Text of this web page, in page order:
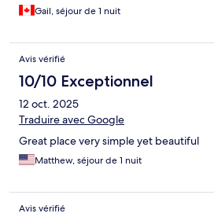
Gail, séjour de 1 nuit
Avis vérifié
10/10 Exceptionnel
12 oct. 2025
Traduire avec Google
Great place very simple yet beautiful
Matthew, séjour de 1 nuit
Avis vérifié